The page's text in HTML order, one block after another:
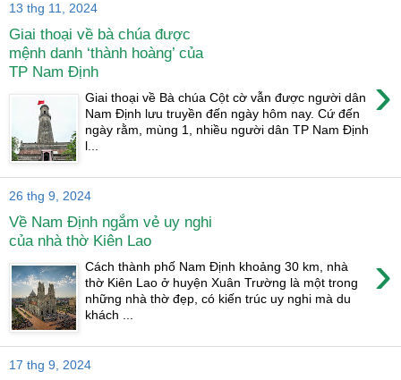
13 thg 11, 2024
Giai thoại về bà chúa được
mệnh danh ‘thành hoàng’ của
TP Nam Định
›
Giai thoại về Bà chúa Cột cờ vẫn được người dân
Nam Định lưu truyền đến ngày hôm nay. Cứ đến
ngày rằm, mùng 1, nhiều người dân TP Nam Định
l...
26 thg 9, 2024
Về Nam Định ngắm vẻ uy nghi
của nhà thờ Kiên Lao
›
Cách thành phố Nam Định khoảng 30 km, nhà
thờ Kiên Lao ở huyện Xuân Trường là một trong
những nhà thờ đẹp, có kiến trúc uy nghi mà du
khách ...
17 thg 9, 2024